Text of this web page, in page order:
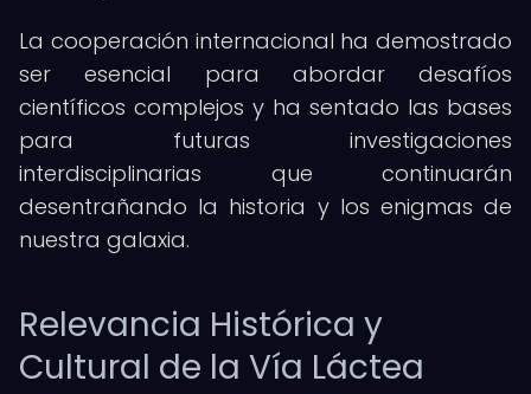
La cooperación internacional ha demostrado
ser esencial para abordar desafíos
científicos complejos y ha sentado las bases
para futuras investigaciones
interdisciplinarias que continuarán
desentrañando la historia y los enigmas de
nuestra galaxia.
Relevancia Histórica y
Cultural de la Vía Láctea